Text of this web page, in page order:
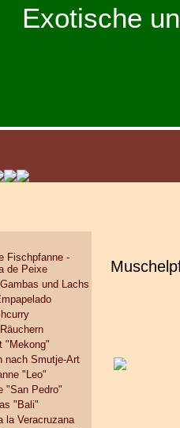
Exotische
Fischpfanne -
de Peixe
und Lachs
"Mekong"
nach Smutje-Art
"Leo"
"San Pedro"
"Bali"
la Veracruzana